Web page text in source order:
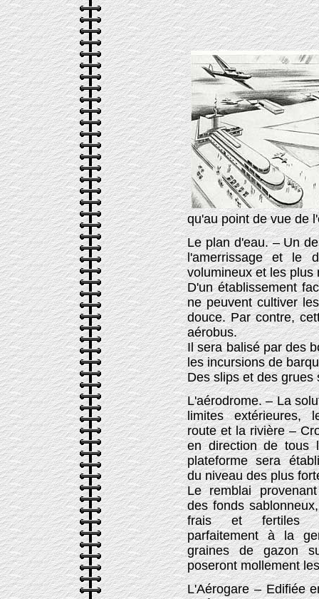
qu'au point de vue de
Le plan d'eau. – Un
l'amerrissage et le
volumineux et les plus
D'un établissement
ne peuvent cultiver
douce. Par contre,
aérobus.
Il sera balisé par des
les incursions de
Des slips et des grues
L'aérodrome. – La
limites extérieures,le
route et la rivière –
en direction de tous
plateforme sera
du niveau des plus
Le remblai
des fonds
frais et fertiles
parfaitement à la
graines de gazon
poseront mollement
L'Aérogare – Edifiée